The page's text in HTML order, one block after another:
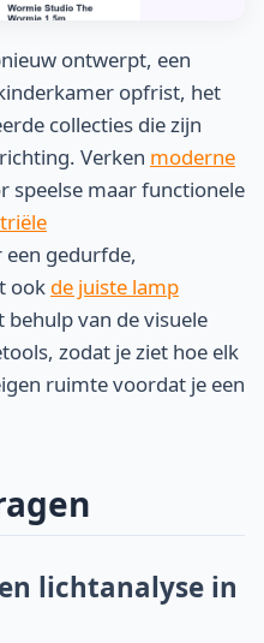
ontwerpt, een
opfrist, het
collecties die zijn
Verken moderne
speelse maar functionele
een gedurfde,
ook de juiste lamp
van de visuele
zodat je ziet hoe elk
ruimte voordat je een
lichtanalyse in